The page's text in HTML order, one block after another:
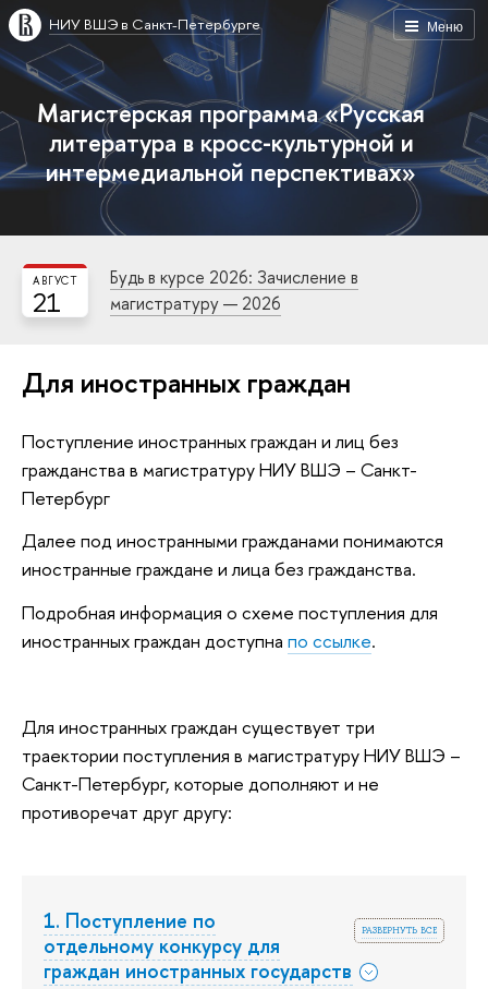
Меню
НИУ ВШЭ в Санкт-Петербурге
Магистерская программа «Русская
литература в кросс-культурной и
интермедиальной перспективах»
21
АВГУСТ
Будь в курсе 2026: Зачисление в
магистратуру — 2026
Для иностранных граждан
Поступление иностранных граждан и лиц без
гражданства в магистратуру НИУ ВШЭ – Санкт-
Петербург
Далее под иностранными гражданами понимаются
иностранные граждане и лица без гражданства.
Подробная информация о схеме поступления для
иностранных граждан доступна по ссылке.
Для иностранных граждан существует три
траектории поступления в магистратуру НИУ ВШЭ –
Санкт-Петербург, которые дополняют и не
противоречат друг другу:
развернуть все
1. Поступление по
отдельному конкурсу для
граждан иностранных государств